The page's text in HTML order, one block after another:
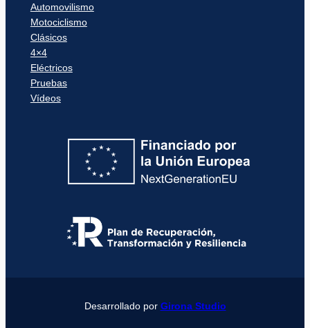
Automovilismo
Motociclismo
Clásicos
4×4
Eléctricos
Pruebas
Vídeos
Desarrollado por Girona Studio